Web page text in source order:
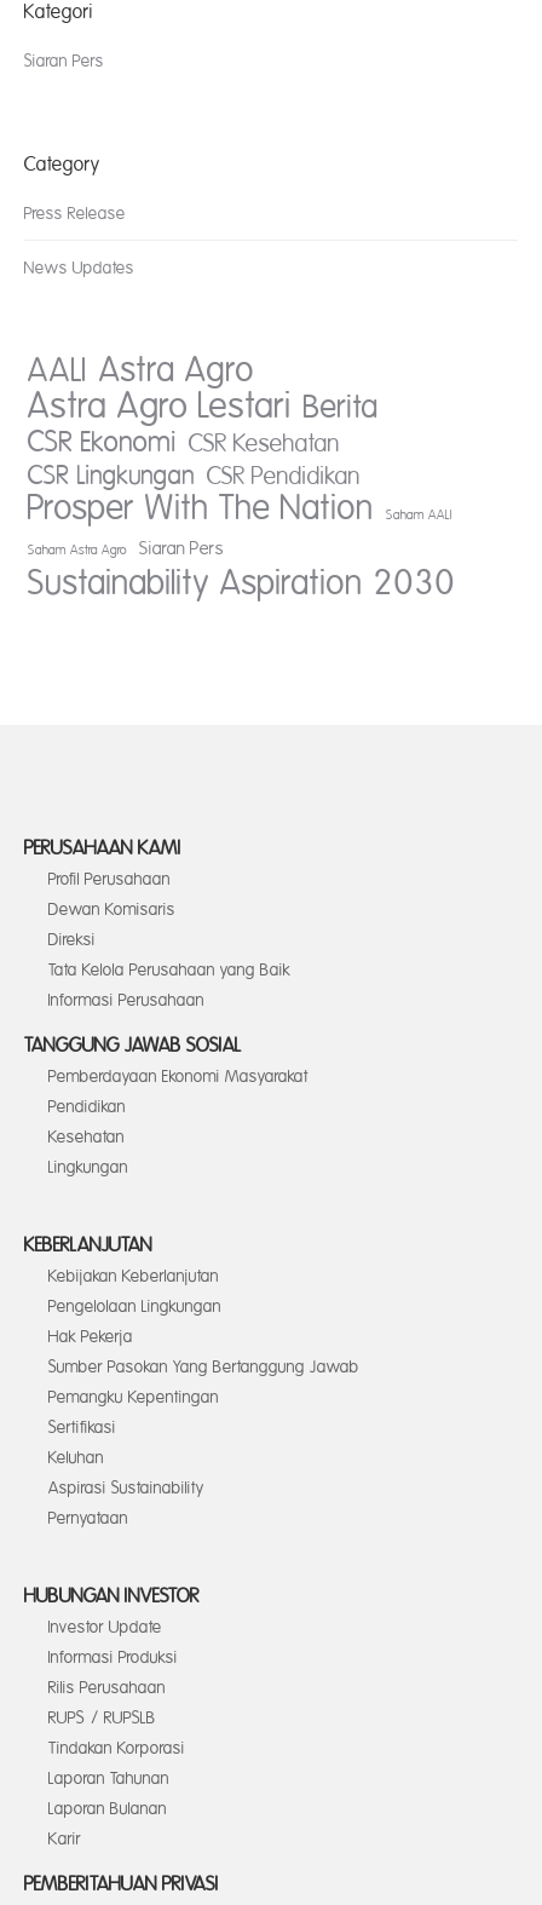
Kategori
Siaran Pers
Category
Press Release
News Updates
AALI Astra Agro
Astra Agro Lestari Berita
CSR Ekonomi CSR Kesehatan
CSR Lingkungan CSR Pendidikan
Prosper With The Nation Saham AALI
Saham Astra Agro Siaran Pers
Sustainability Aspiration 2030
PERUSAHAAN KAMI
Profil Perusahaan
Dewan Komisaris
Direksi
Tata Kelola Perusahaan yang Baik
Informasi Perusahaan
TANGGUNG JAWAB SOSIAL
Pemberdayaan Ekonomi Masyarakat
Pendidikan
Kesehatan
Lingkungan
KEBERLANJUTAN
Kebijakan Keberlanjutan
Pengelolaan Lingkungan
Hak Pekerja
Sumber Pasokan Yang Bertanggung Jawab
Pemangku Kepentingan
Sertifikasi
Keluhan
Aspirasi Sustainability
Pernyataan
HUBUNGAN INVESTOR
Investor Update
Informasi Produksi
Rilis Perusahaan
RUPS / RUPSLB
Tindakan Korporasi
Laporan Tahunan
Laporan Bulanan
Karir
PEMBERITAHUAN PRIVASI